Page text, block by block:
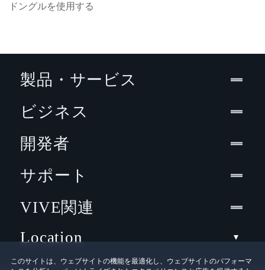
ドングルを使用する
このサイトは、ウェブサイトの機能を最適化し、ウェブサイトのパフォーマ
製品・サービス
ビジネス
開発者
サポート
VIVE関連
Location